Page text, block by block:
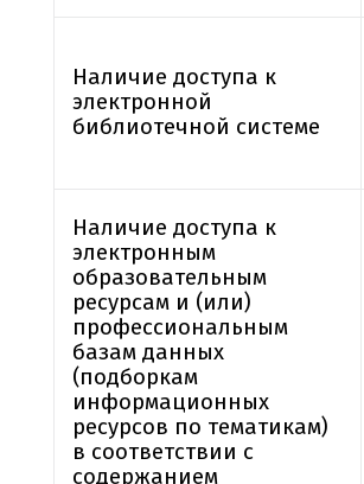
Наличие доступа к
электронной
библиотечной системе
Наличие доступа к
электронным
образовательным
ресурсам и (или)
профессиональным
базам данных
(подборкам
информационных
ресурсов по тематикам)
в соответствии с
содержанием